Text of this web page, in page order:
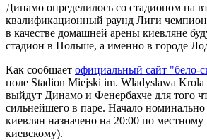
Динамо определилось со стадионом на
квалификационный раунд Лиги
в качестве домашней арены киевляне
стадион в Польше, а именно в городе
Как сообщает официальный сайт "бело-
поле Stadion Miejski im. Wladyslawa Krola
выйдут Динамо и Фенербахче для того
сильнейшего в паре. Начало
киевлян назначено на 20:00 по
киевскому).